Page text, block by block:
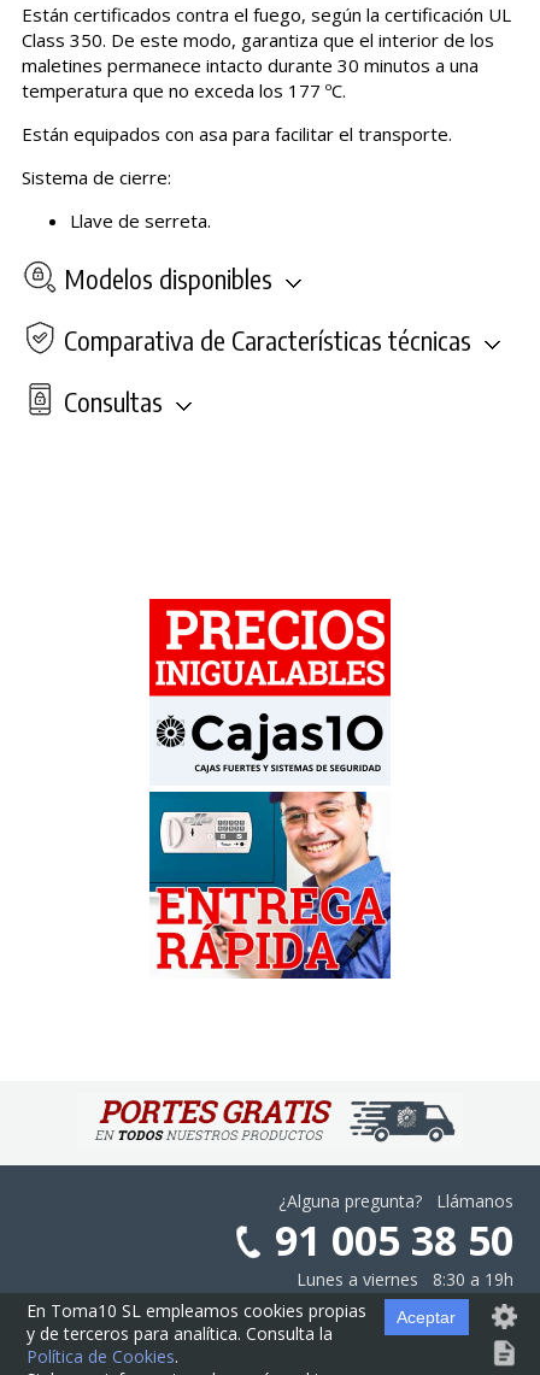
Están certificados contra el fuego, según la certificación UL
Class 350. De este modo, garantiza que el interior de los
maletines permanece intacto durante 30 minutos a una
temperatura que no exceda los 177 ºC.
Están equipados con asa para facilitar el transporte.
Sistema de cierre:
Llave de serreta.
Modelos disponibles
Comparativa de Características técnicas
Consultas
¿Alguna pregunta? Llámanos
91 005 38 50
Lunes a viernes 8:30 a 19h
Aviso Legal·Privacidad·Cookies·Configurar las Cookies·Contratación
En Toma10 SL empleamos cookies propias
y de terceros para analítica. Consulta la
Política de Cookies.
Aceptar